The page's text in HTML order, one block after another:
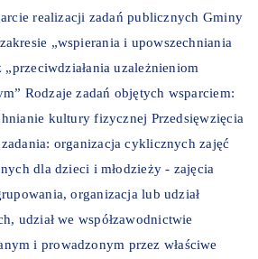
realizacji zadań publicznych Gminy
„wspierania i upowszechniania
uzależnieniom
Rodzaje zadań objętych wsparciem:
kultury fizycznej Przedsięwzięcia
organizacja cyklicznych zajęć
dla dzieci i młodzieży - zajęcia
organizacja lub udział
udział we współzawodnictwie
i prowadzonym przez właściwe